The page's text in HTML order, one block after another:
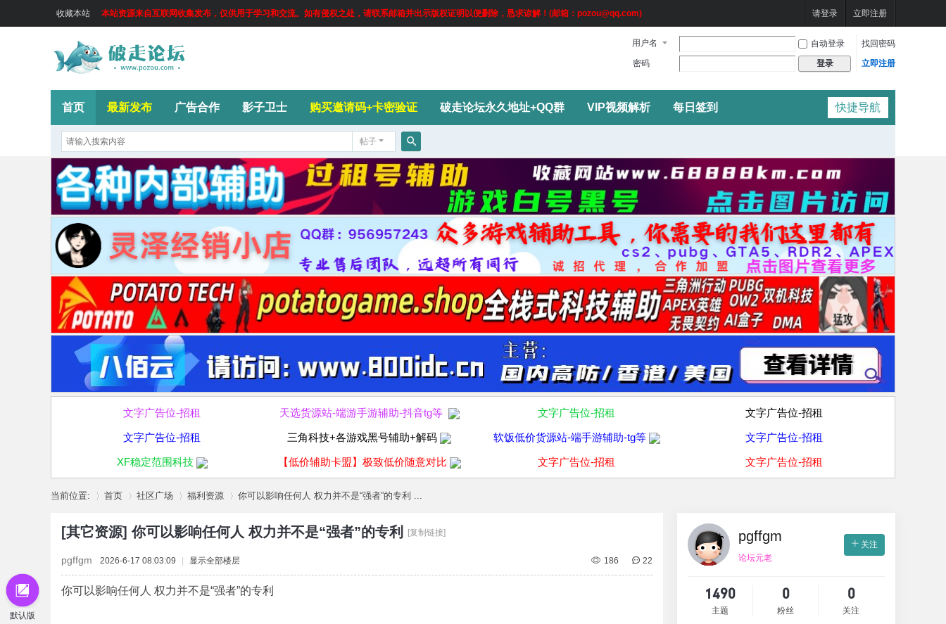
收藏本站 本站资源来自互联网收集发布，仅供用于学习和交流。如有侵权之处，请联系邮箱并出示版权证明以便删除，恳求谅解！(邮箱：pozou@qq.com) 请登录 立即注册
用户名 自动登录
找回密码
密码
登录 立即注册
快捷导航
首页 最新发布 广告合作 影子卫士 购买邀请码+卡密验证 破走论坛永久地址+QQ群 VIP视频解析 每日签到
帖子
搜
索
文字广告位-招租 天选货源站-端游手游辅助-抖音tg等 文字广告位-招租 文字广告位-招租
文字广告位-招租 三角科技+各游戏黑号辅助+解码 软饭低价货源站-端手游辅助-tg等 文字广告位-招租
XF稳定范围科技 【低价辅助卡盟】极致低价随意对比 文字广告位-招租 文字广告位-招租
当前位置: 首页
›
社区广场
›
福利资源
›
你可以影响任何人 权力并不是“强者”的专利 ...
默认版
[其它资源]你可以影响任何人 权力并不是“强者”的专利 [复制链接]
186 22
pgffgm 2026-6-17 08:03:09 显示全部楼层
你可以影响任何人 权力并不是“强者”的专利
pgffgm
论坛元老
关注
1490
主题
0
粉丝
0
关注